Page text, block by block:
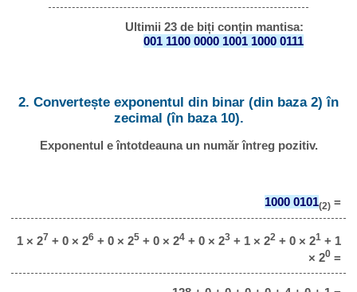
Ultimii 23 de biți conțin mantisa:
001 1100 0000 1001 1000 0111
2. Convertește exponentul din binar (din baza 2) în
zecimal (în baza 10).
Exponentul e întotdeauna un număr întreg pozitiv.
1000 0101(2)=
1 × 27 + 0 × 26+ 0 × 25+ 0 × 24+ 0 × 23+ 1 × 22+ 0 × 21+ 1
× 20=